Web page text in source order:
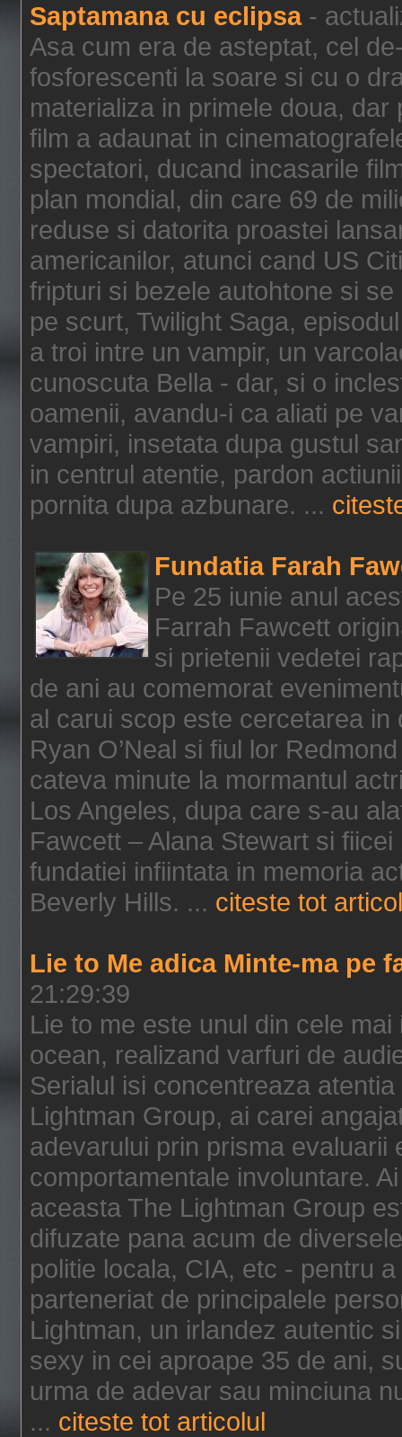
Saptamana cu eclipsa-
Asa cum era de asteptat, cel
fosforescenti la soare si cu o
materializa in primele doua,
film a adaunat in
spectatori, ducand incasarile
plan mondial, din care 69 de
reduse si datorita proastei
americanilor, atunci cand US
fripturi si bezele autohtone si
pe scurt, Twilight Saga,
a troi intre un vampir, un
cunoscuta Bella - dar, si o
oamenii, avandu-i ca aliati pe
vampiri, insetata dupa gustul
in centrul atentie, pardon
pornita dupa azbunare. ...
Fundatia Farah
Pe 25 iunie anul
Farrah Fawcett
si prietenii vedetei
de ani au comemorat
al carui scop este cercetarea
Ryan O’Neal si fiul lor
cateva minute la mormantul
Los Angeles, dupa care s-au
Fawcett – Alana Stewart si fiicei
fundatiei infiintata in memoria
Beverly Hills. ... citeste tot
Lie to Me adica Minte-ma pe
21:29:39
Lie to me este unul din cele
ocean, realizand varfuri de
Serialul isi concentreaza
Lightman Group, ai carei
adevarului prin prisma evaluarii
comportamentale involuntare.
aceasta The Lightman Group
difuzate pana acum de
politie locala, CIA, etc - pentru
parteneriat de principalele
Lightman, un irlandez autentic
sexy in cei aproape 35 de ani,
urma de adevar sau minciuna
... citeste tot articolul